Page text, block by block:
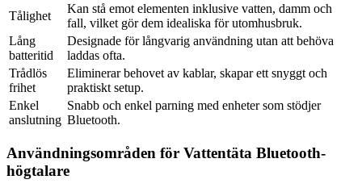
Tålighet
Kan stå emot elementen inklusive vatten, damm och
fall, vilket gör dem idealiska för utomhusbruk.
Lång
batteritid
Designade för långvarig användning utan att behöva
laddas ofta.
Trådlös
frihet
Eliminerar behovet av kablar, skapar ett snyggt och
praktiskt setup.
Enkel
anslutning
Snabb och enkel parning med enheter som stödjer
Bluetooth.
Användningsområden för Vattentäta Bluetooth-
högtalare